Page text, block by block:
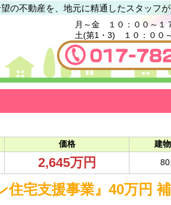
の不動産を、地元に精通したスタッフ
月～金 １０：００～１
土(第1・3) １０：００
価格 建
2,645万円
宅支援事業』40万円